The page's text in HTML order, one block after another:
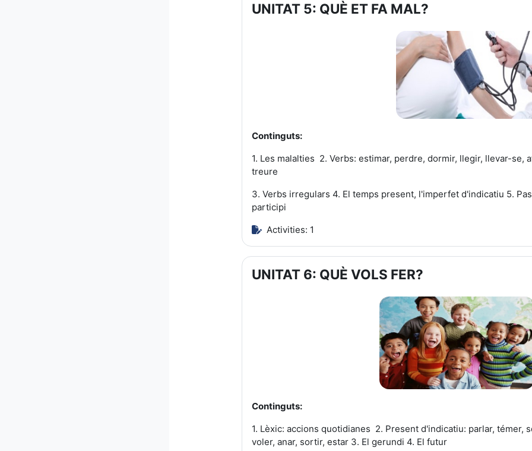
UNITAT 5: QUÈ ET FA MAL?
Continguts:
1. Les malalties 2. Verbs: estimar, perdre, dormir, llegir, llevar-se,
treure
3. Verbs irregulars 4. El temps present, l'imperfet d'indicatiu 5.
participi
Activities: 1
UNITAT 6: QUÈ VOLS FER?
Continguts:
1. Lèxic: accions quotidianes 2. Present d'indicatiu: parlar, témer,
voler, anar, sortir, estar 3. El gerundi 4. El futur